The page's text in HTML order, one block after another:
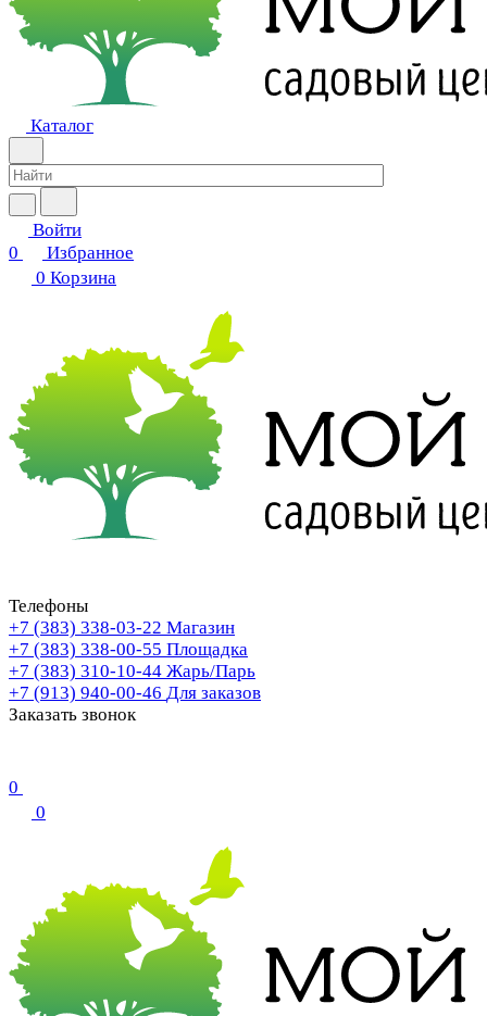
Каталог
Войти
0
Избранное
0 Корзина
Телефоны
+7 (383) 338-03-22 Магазин
+7 (383) 338-00-55 Площадка
+7 (383) 310-10-44 Жарь/Парь
+7 (913) 940-00-46 Для заказов
Заказать звонок
0
0